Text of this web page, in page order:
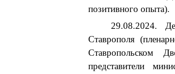
позитивного опыта).
29.08.2024.
Ставрополя
Ставропольском
представители